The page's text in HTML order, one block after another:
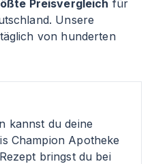
Preisvergleich für
Unsere
von hunderten
kannst du deine
Champion Apotheke
bringst du bei